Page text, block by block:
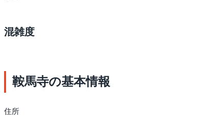
混雑度
鞍馬寺の基本情報
住所